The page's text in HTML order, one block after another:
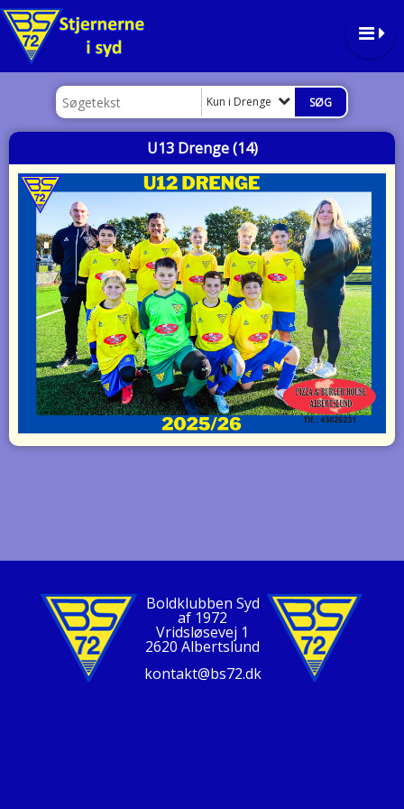
Kun i Drenge
U13 Drenge (14)
Boldklubben Syd
af 1972
Vridsløsevej 1
2620 Albertslund
kontakt@bs72.dk